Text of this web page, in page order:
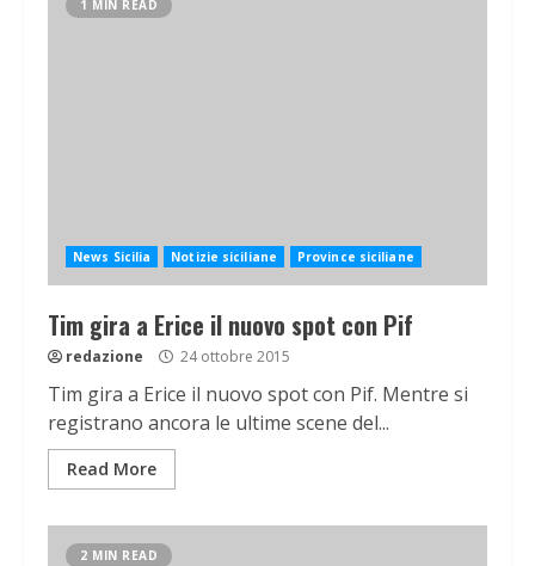
1 MIN READ
News Sicilia Notizie siciliane Province siciliane
Tim gira a Erice il nuovo spot con Pif
redazione 24 ottobre 2015
Tim gira a Erice il nuovo spot con Pif. Mentre si
registrano ancora le ultime scene del...
Read More
2 MIN READ